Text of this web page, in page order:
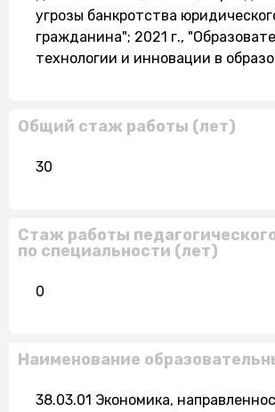
угрозы банкротства
гражданина"; 2021 г.,
технологии и инновации в
Общий стаж работы (лет)
30
Стаж работы
по специальности (лет)
0
Наименование
38.03.01 Экономика,